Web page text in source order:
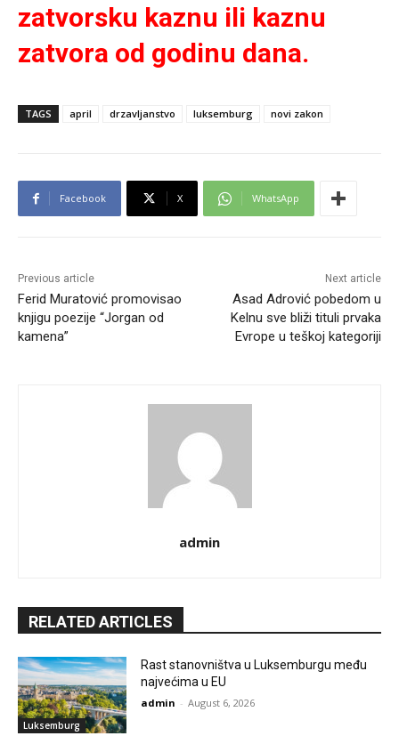
zatvorsku kaznu ili kaznu
zatvora od godinu dana.
TAGS april drzavljanstvo luksemburg novi zakon
Facebook X WhatsApp
Previous article
Ferid Muratović promovisao
knjigu poezije “Jorgan od
kamena”
Next article
Asad Adrović pobedom u
Kelnu sve bliži tituli prvaka
Evrope u teškoj kategoriji
admin
RELATED ARTICLES
Luksemburg
Rast stanovništva u Luksemburgu među
najvećima u EU
admin - August 6, 2026